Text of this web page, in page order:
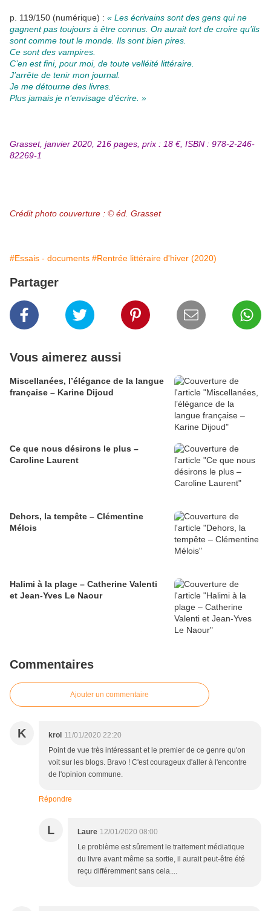
p. 119/150 (numérique) : « Les écrivains sont des gens qui ne
gagnent pas toujours à être connus. On aurait tort de croire qu’ils
sont comme tout le monde. Ils sont bien pires.
Ce sont des vampires.
C’en est fini, pour moi, de toute velléité littéraire.
J’arrête de tenir mon journal.
Je me détourne des livres.
Plus jamais je n’envisage d’écrire. »
Grasset, janvier 2020, 216 pages, prix : 18 €, ISBN : 978-2-246-
82269-1
Crédit photo couverture : © éd. Grasset
#Essais - documents #Rentrée littéraire d'hiver (2020)
Partager
Vous aimerez aussi
Miscellanées, l’élégance de la langue
française – Karine Dijoud
Ce que nous désirons le plus –
Caroline Laurent
Dehors, la tempête – Clémentine
Mélois
Halimi à la plage – Catherine Valenti
et Jean-Yves Le Naour
Commentaires
Ajouter un commentaire
K krol 11/01/2020 22:20
Point de vue très intéressant et le premier de ce genre qu'on
voit sur les blogs. Bravo ! C'est courageux d'aller à l'encontre
de l'opinion commune.
Répondre
L Laure 12/01/2020 08:00
Le problème est sûrement le traitement médiatique
du livre avant même sa sortie, il aurait peut-être été
reçu différemment sans cela....